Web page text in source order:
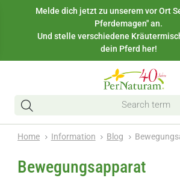
Melde dich jetzt zu unserem vor Ort
Pferdemagen" an.
Und stelle verschiedene
dein Pferd her!
Home Information Blog
Bewegungsapparat